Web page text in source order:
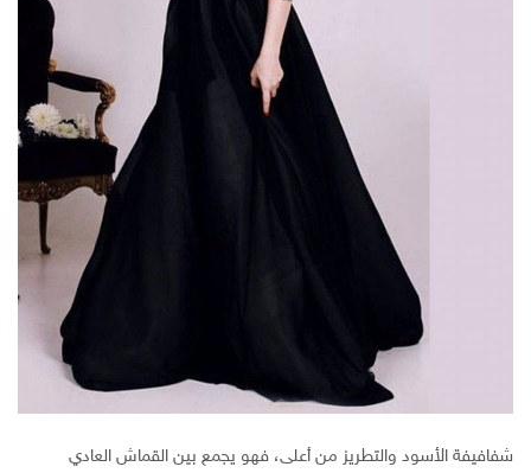
شفافيفة الأسود والتطريز من أعلى، فهو يجمع بين القماش العادي